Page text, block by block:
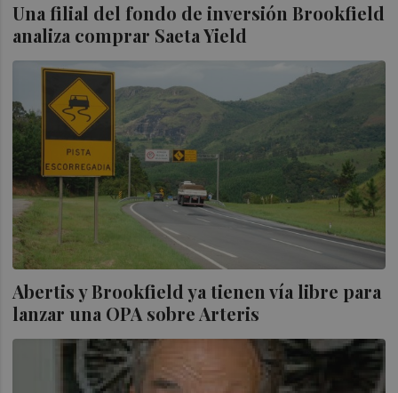
Una filial del fondo de inversión Brookfield
analiza comprar Saeta Yield
Abertis y Brookfield ya tienen vía libre para
lanzar una OPA sobre Arteris